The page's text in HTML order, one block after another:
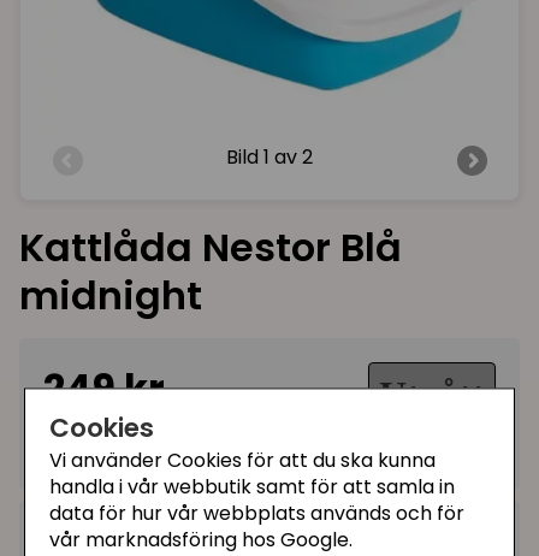
Cookies
Vi använder Cookies för att du ska kunna
handla i vår webbutik samt för att samla in
data för hur vår webbplats används och för
vår marknadsföring hos Google.
Bild 1 av 2
Kattlåda Nestor Blå
midnight
249 kr
Utgått
Ej tillgänglig
Kategorier: